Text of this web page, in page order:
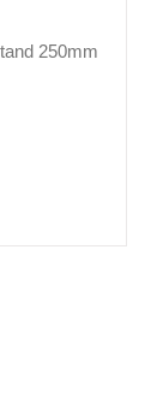
250mm